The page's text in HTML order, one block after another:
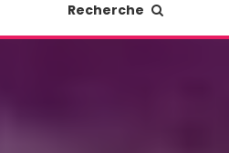
Recherche